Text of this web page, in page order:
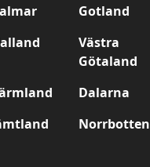
Gotland
Västra
Götaland
Dalarna
Norrbotten